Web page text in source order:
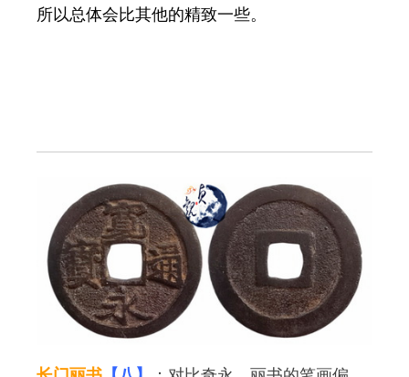
所以总体会比其他的精致一些。